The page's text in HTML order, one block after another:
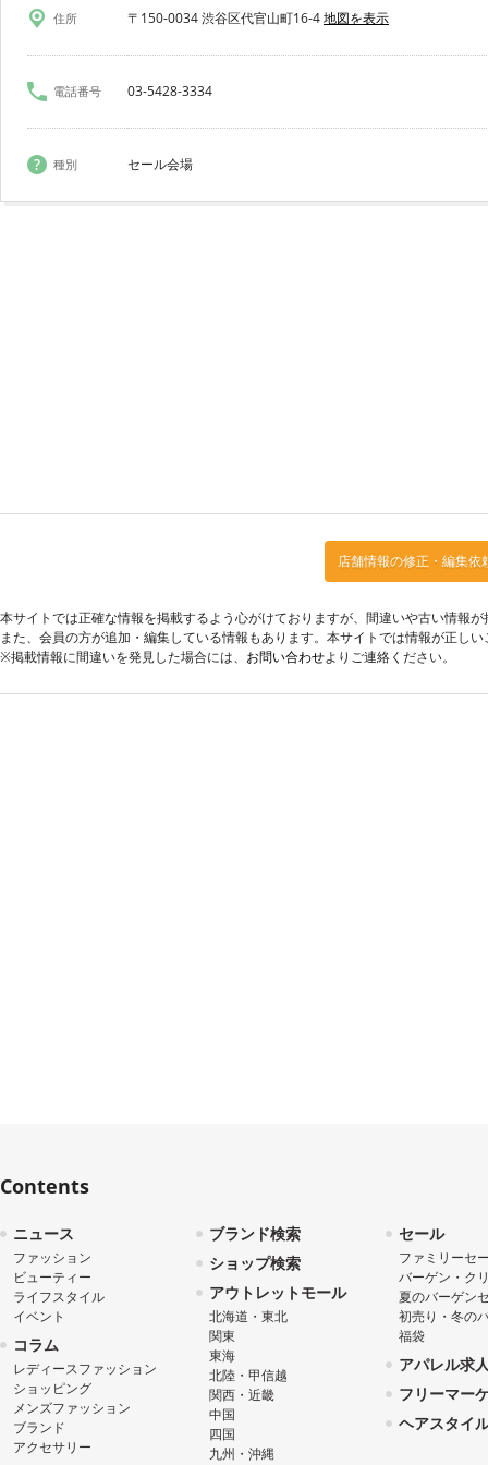
住所 〒150-0034 渋谷区代官山町16-4地図を表示
電話番号 03-5428-3334
種別 セール会場
店舗情報の修正・編集依
本サイトでは正確な情報を掲載するよう心がけておりますが、間違いや古い情報
また、会員の方が追加・編集している情報もあります。本サイトでは情報が正し
※掲載情報に間違いを発見した場合には、 お問い合わせよりご連絡ください。
Contents
ニュース
ファッション
ビューティー
ライフスタイル
イベント
コラム
レディースファッション
ショッピング
メンズファッション
ブランド
アクセサリー
ブランド検索
ショップ検索
アウトレットモール
北海道・東北
関東
東海
北陸・甲信越
関西・近畿
中国
四国
九州・沖縄
セール
ファミリーセ
バーゲン・ク
夏のバーゲン
初売り・冬の
福袋
アパレル求
フリーマー
ヘアスタイ